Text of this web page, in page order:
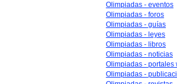
Olimpiadas - eventos
Olimpiadas - foros
Olimpiadas - guías
Olimpiadas - leyes
Olimpiadas - libros
Olimpiadas - noticias
Olimpiadas - portales
Olimpiadas -